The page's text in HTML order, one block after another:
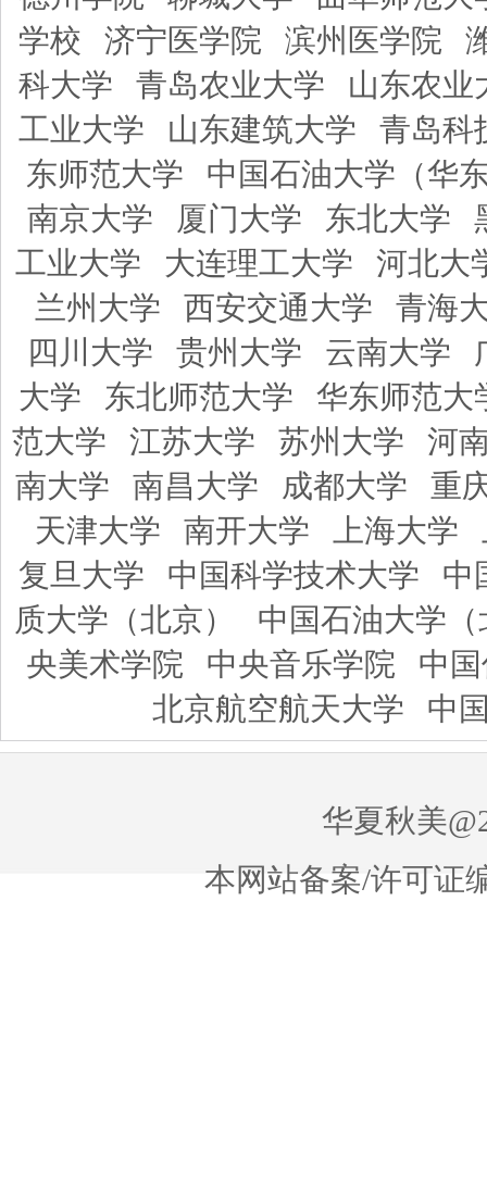
学校
济宁医学院 滨州医学院
科大学
青岛农业大学
山东农业
工业大学
山东建筑大学
青岛科
东师范大学
中国石油大学（华
南京大学
厦门大学 东北大学
工业大学
大连理工大学
河北大
兰州大学
西安交通大学
青海
四川大学
贵州大学 云南大学
大学
东北师范大学
华东师范大
范大学
江苏大学 苏州大学
河
南大学
南昌大学 成都大学
重
天津大学
南开大学 上海大学
复旦大学
中国科学技术大学
中
质大学（北京）
中国石油大学（
央美术学院
中央音乐学院
中
北京航空航天大学
中
华夏秋美
本网站备案/许可证